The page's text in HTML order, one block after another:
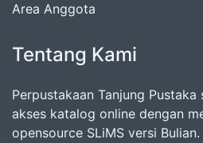
Area Anggota
Tentang Kami
Perpustakaan Tanjung
akses katalog online dengan
opensource SLiMS versi